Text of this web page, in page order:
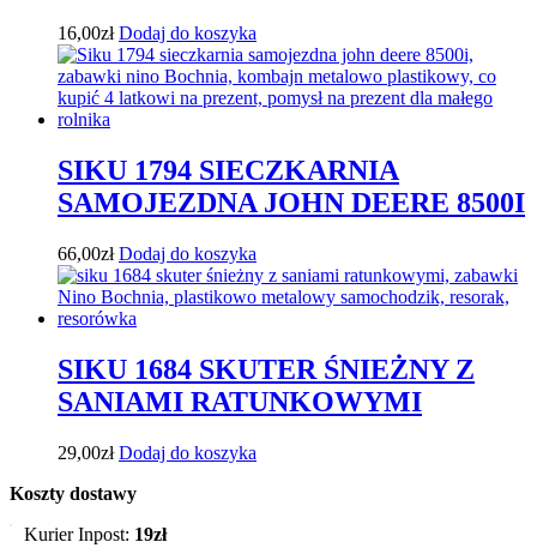
16,00zł Dodaj do koszyka
SIKU 1794 SIECZKARNIA
SAMOJEZDNA JOHN DEERE 8500I
66,00zł Dodaj do koszyka
SIKU 1684 SKUTER ŚNIEŻNY Z
SANIAMI RATUNKOWYMI
29,00zł Dodaj do koszyka
Koszty dostawy
Kurier Inpost: 19zł